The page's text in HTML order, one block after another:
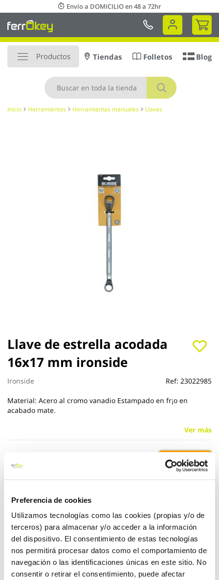
Preferencia de cookies
Utilizamos tecnologías como las cookies (propias y/o de
terceros) para almacenar y/o acceder a la información
del dispositivo. El consentimiento de estas tecnologías
nos permitirá procesar datos como el comportamiento de
navegación o las identificaciones únicas en este sitio. No
consentir o retirar el consentimiento, puede afectar
al
contenido
Envío a DOMICILIO en 48 a 72hr
Mi
Productos
Buscar
Tiendas Folletos Blog
Inicio Herramientas Herramientas manuales Llaves
Llave de estrella acodada
16x17 mm ironside
Ironside Ref: 23022985
Material: Acero al cromo vanadio Estampado en fr¡o en
acabado mate.
Ver más
7,60 €
Click&Collect - Recogida gratis
en nuestras tiendas
Envío a domicilio:
5 días hábiles
Saltar
al
comienzo
de
la
de
imágenes